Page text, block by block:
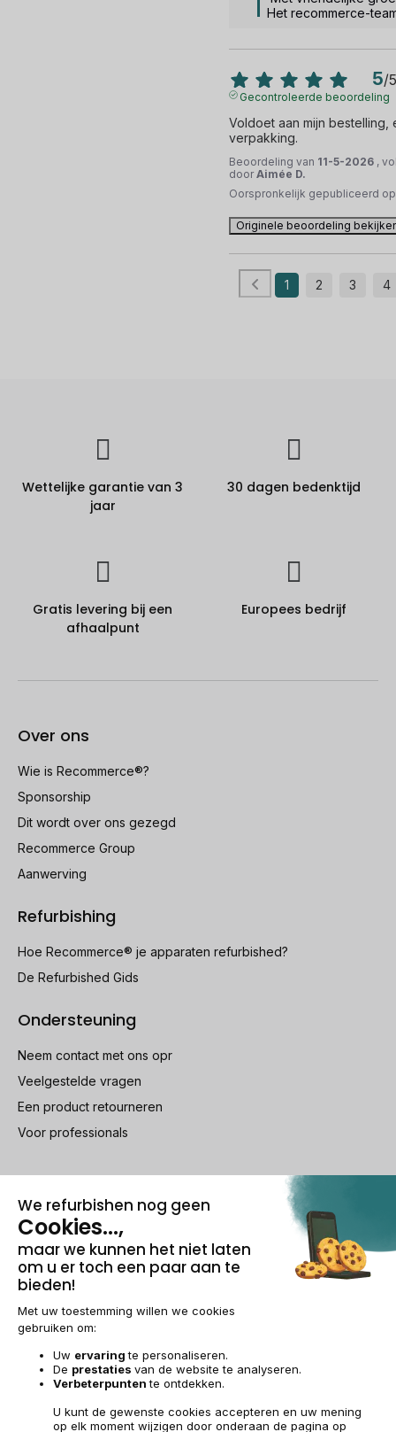
Het recommerce-
5/5
Gecontroleerde beoordeling
Voldoet aan mijn
verpakking.
Beoordeling van 11-5-2026 ,
door Aimée D.
Oorspronkelijk gepubliceerd
Originele beoordeling
1 2 3 4
Wettelijke garantie van 3
jaar
30 dagen bedenktijd
Gratis levering bij een
afhaalpunt
Europees bedrijf
Over ons
Wie is Recommerce®?
Sponsorship
Dit wordt over ons gezegd
Recommerce Group
Aanwerving
Refurbishing
Hoe Recommerce® je apparaten refurbished?
De Refurbished Gids
Ondersteuning
Neem contact met ons opr
Veelgestelde vragen
Een product retourneren
Voor professionals
100% beveiligde betaling
Wettelijke vermeldingen & AGBeheer van cookies
Algemene verkoopvoorwaarden
Toegankelijkheid